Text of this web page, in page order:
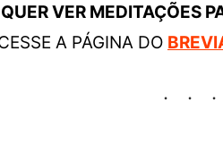
QUER VER MEDITAÇÕES
A PÁGINA DO